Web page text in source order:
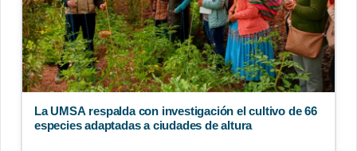
La UMSA respalda con investigación el cultivo de 66
especies adaptadas a ciudades de altura